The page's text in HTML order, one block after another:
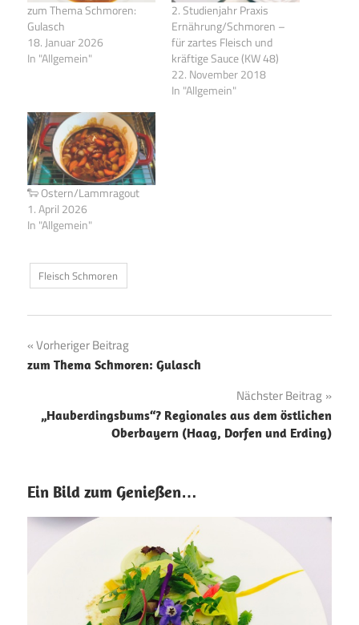
zum Thema Schmoren:
Gulasch
18. Januar 2026
In "Allgemein"
2. Studienjahr Praxis
Ernährung/Schmoren –
für zartes Fleisch und
kräftige Sauce (KW 48)
22. November 2018
In "Allgemein"
🐑 Ostern/Lammragout
1. April 2026
In "Allgemein"
Fleisch Schmoren
Beitragsnavigation
Vorheriger Beitrag
zum Thema Schmoren: Gulasch
Nächster Beitrag
„Hauberdingsbums“? Regionales aus dem östlichen
Oberbayern (Haag, Dorfen und Erding)
Ein Bild zum Genießen…